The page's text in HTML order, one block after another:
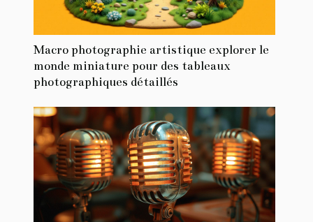
Macro photographie artistique explorer le
monde miniature pour des tableaux
photographiques détaillés